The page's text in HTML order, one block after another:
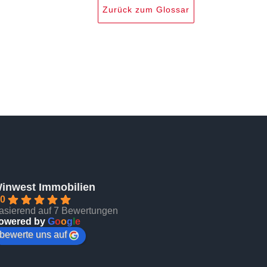
Zurück zum Glossar
Immobilien
auf 7 Bewertungen
by Goog e
bewerte uns auf